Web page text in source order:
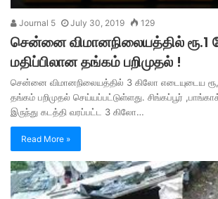
Journal 5 July 30, 2019 129
சென்னை விமானநிலையத்தில் ரூ.1
மதிப்பிலான தங்கம் பறிமுதல் !
சென்னை விமானநிலையத்தில் 3 கிலோ எடையுடைய
தங்கம் பறிமுதல் செய்யப்பட்டுள்ளது. சிங்கப்பூர்
இருந்து கடத்தி வரப்பட்ட 3 கிலோ…
Read More »